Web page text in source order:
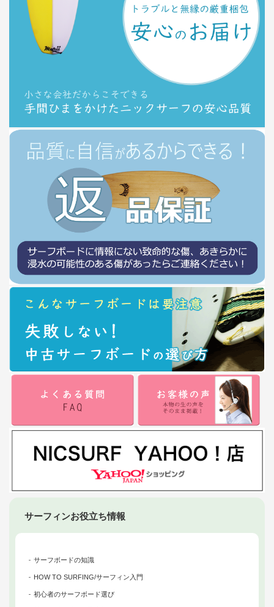
サーフィンお役立ち情報
サーフボードの知識
HOW TO SURFING/サーフィン入門
初心者のサーフボード選び